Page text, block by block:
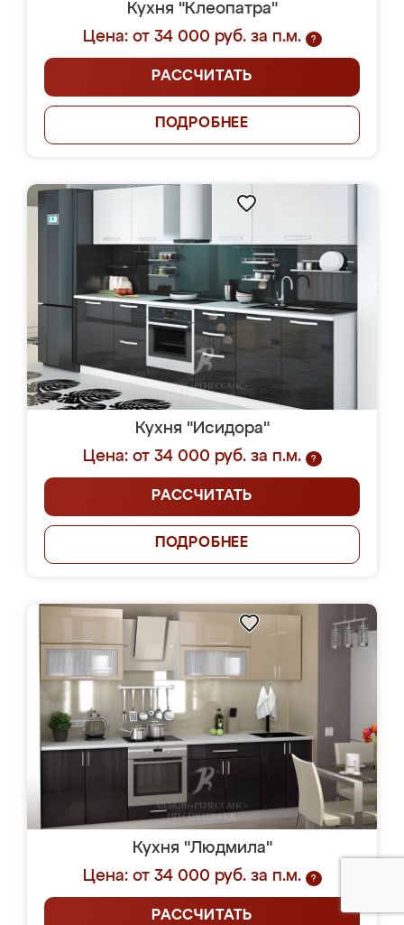
Кухня "Клеопатра"
Цена: от 34 000 руб. за п.м.
?
РАССЧИТАТЬ
ПОДРОБНЕЕ
Кухня "Исидора"
Цена: от 34 000 руб. за п.м.
?
РАССЧИТАТЬ
ПОДРОБНЕЕ
Кухня "Людмила"
Цена: от 34 000 руб. за п.м.
?
РАССЧИТАТЬ